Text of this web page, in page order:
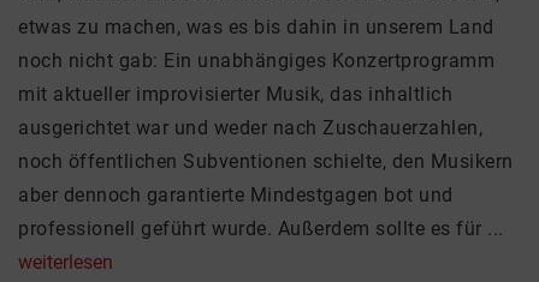
etwas zu machen, was es bis dahin in unserem Land
noch nicht gab: Ein unabhängiges Konzertprogramm
mit aktueller improvisierter Musik, das inhaltlich
ausgerichtet war und weder nach Zuschauerzahlen,
noch öffentlichen Subventionen schielte, den Musikern
aber dennoch garantierte Mindestgagen bot und
professionell geführt wurde. Außerdem sollte es für ...
weiterlesen